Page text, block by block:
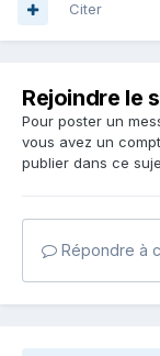
Citer
Rejoindre le
Pour poster un
vous avez un
publier dans ce
Répondre à